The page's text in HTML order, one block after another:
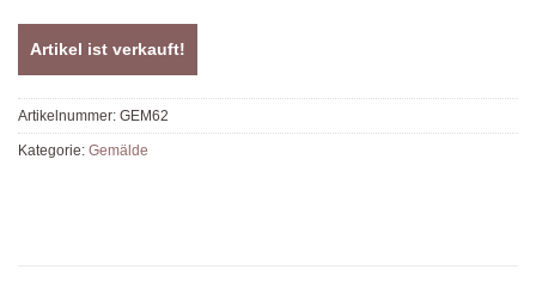
Artikel ist verkauft!
Artikelnummer: GEM62
Kategorie: Gemälde